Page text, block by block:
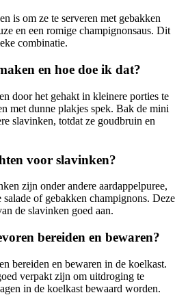
is om ze te serveren met gebakken
en een romige champignonsaus. Dit
combinatie.
en hoe doe ik dat?
door het gehakt in kleinere porties te
met dunne plakjes spek. Bak de mini
slavinken, totdat ze goudbruin en
voor slavinken?
zijn onder andere aardappelpuree,
salade of gebakken champignons. Deze
de slavinken goed aan.
bereiden en bewaren?
bereiden en bewaren in de koelkast.
verpakt zijn om uitdroging te
in de koelkast bewaard worden.